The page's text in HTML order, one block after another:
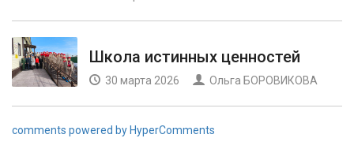
Школа истинных ценностей
30 марта 2026 Ольга БОРОВИКОВА
comments powered by HyperComments